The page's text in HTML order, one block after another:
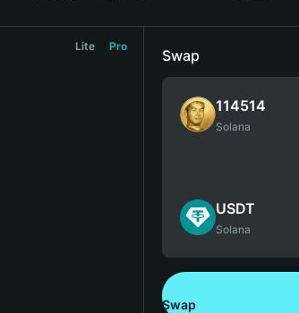
Lite Pro
Swap
114514
Solana
USDT
Solana
Swap